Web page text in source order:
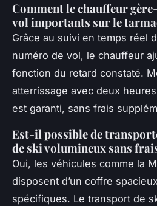
Comment le chauffeur
vol importants sur le
Grâce au suivi en temps réel
numéro de vol, le chauffeur
fonction du retard constaté.
atterrissage avec deux
est garanti, sans frais
Est-il possible de
de ski volumineux sans
Oui, les véhicules comme la
disposent d’un coffre
spécifiques. Le transport de